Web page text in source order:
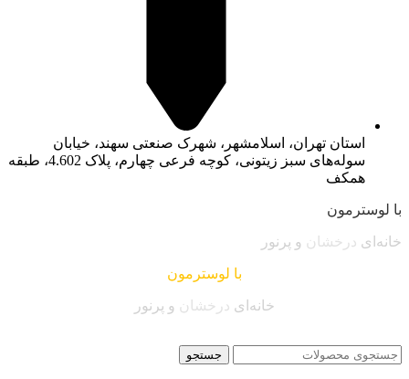
استان تهران، اسلامشهر، شهرک صنعتی سهند، خیابان
سوله‌های سبز زیتونی، کوچه فرعی چهارم، پلاک 4.602، طبقه
همکف
با لوسترمون
خانه‌ای درخشان و پرنور
با لوسترمون
خانه‌ای درخشان و پرنور
جستجو